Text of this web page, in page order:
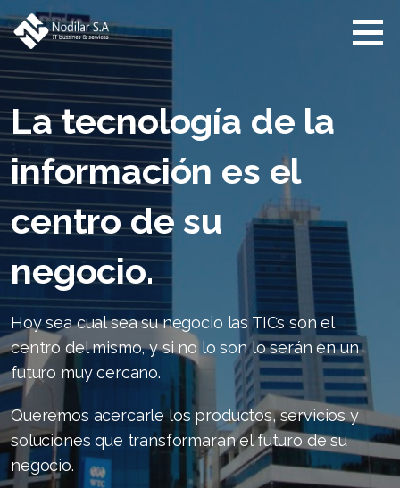
Saltar
al
contenido
Nodilar s.a.
it bussines &
services
La tecnología de la
información es el
centro de su
negocio.
Hoy sea cual sea su negocio las TICs son el
centro del mismo, y si no lo son lo serán en un
futuro muy cercano.
Queremos acercarle los productos, servicios y
soluciones que transformaran el futuro de su
negocio.